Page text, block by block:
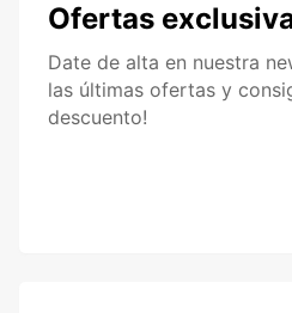
Ofertas
Date de alta en nuestra
las últimas ofertas y
descuento!